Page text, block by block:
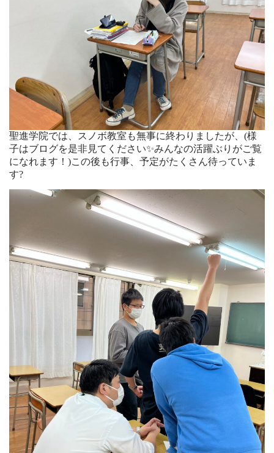
聖進学院では、スノボ教室も無事に終わりましたが、(様
子はブログを是非見てください✨みんなの活躍ぶりがご覧
になれます！)この後も行事、予定がたくさん待っていま
す?